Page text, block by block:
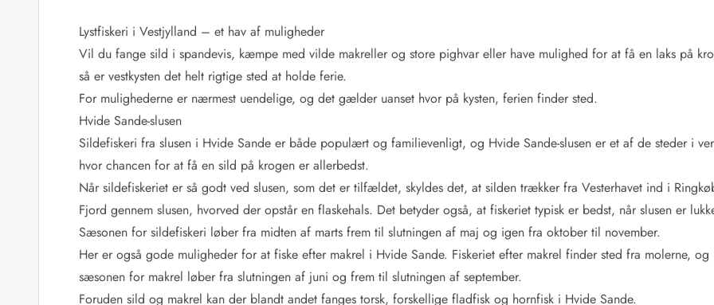
Sommerhuse i Fjand
Sommerhuse på Fanø
Sommerhuse i Grærup Strand
Sommerhuse i Haurvig
Sommerhuse på Holmsland
Sommerhuse i Hvide Sande
Sommerhuse i Jegum
Sommerhuse i Klegod
Sommerhuse i Vedersø
Sommerhuse i Vester
Esmark RejsecurityEsmark KidsVIPEsmark VIP partnerfordele
Praktiske informationer
Åbningstider og døgnvagt
Sommerhus ABC
Forbrugsafregning (Strøm, vand...)
Lystfiskeri i Vestjylland – et hav af muligheder
Vil du fange sild i spandevis, kæmpe med vilde makreller og store pighvar eller have mulighed for at få en laks på
så er vestkysten det helt rigtige sted at holde ferie.
For mulighederne er nærmest uendelige, og det gælder uanset hvor på kysten, ferien finder sted.
Hvide Sande-slusen
Sildefiskeri fra slusen i Hvide Sande er både populært og familievenligt, og Hvide Sande-slusen er et af de steder i
hvor chancen for at få en sild på krogen er allerbedst.
Når sildefiskeriet er så godt ved slusen, som det er tilfældet, skyldes det, at silden trækker fra Vesterhavet ind i
Fjord gennem slusen, hvorved der opstår en flaskehals. Det betyder også, at fiskeriet typisk er bedst, når slusen er
Sæsonen for sildefiskeri løber fra midten af marts frem til slutningen af maj og igen fra oktober til november.
Her er også gode muligheder for at fiske efter makrel i Hvide Sande. Fiskeriet efter makrel finder sted fra molerne, og
sæsonen for makrel løber fra slutningen af juni og frem til slutningen af september.
Foruden sild og makrel kan der blandt andet fanges torsk, forskellige fladfisk og hornfisk i Hvide Sande.